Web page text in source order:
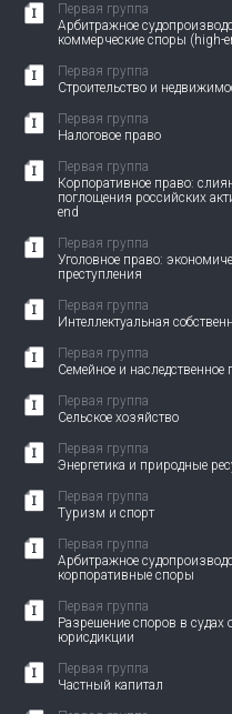
Первая группа
Арбитражное
коммерческие споры (high-
Первая группа
Строительство и
Первая группа
Налоговое право
Первая группа
Корпоративное право:
поглощения российских
end
Первая группа
Уголовное право:
преступления
Первая группа
Интеллектуальная
Первая группа
Семейное и наследственное
Первая группа
Сельское хозяйство
Первая группа
Энергетика и природные
Первая группа
Туризм и спорт
Первая группа
Арбитражное
корпоративные споры
Первая группа
Разрешение споров в судах
юрисдикции
Первая группа
Частный капитал